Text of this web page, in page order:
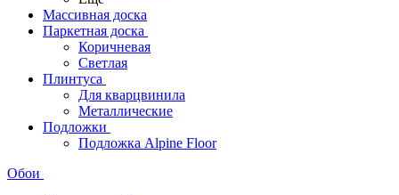
Массивная доска
Паркетная доска
Коричневая
Светлая
Плинтуса
Для кварцвинила
Металлические
Подложки
Подложка Alpine Floor
Обои